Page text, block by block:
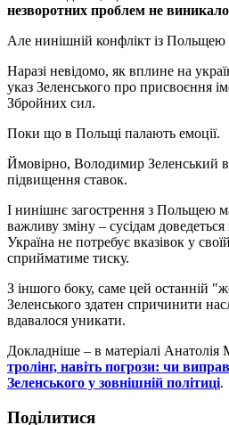
незворотних проблем не виникало
Але нинішній конфлікт із
Наразі невідомо, як вплине на
указ Зеленського про присвоєння
Збройних сил.
Поки що в Польщі палають емоції.
Ймовірно, Володимир Зеленський
підвищення ставок.
І нинішнє загострення з Польщею
важливу зміну – сусідам
Україна не потребує вказівок у
сприйматиме тиску.
З іншого боку, саме цей останній
Зеленського здатен спричинити
вдавалося уникати.
Докладніше – в матеріалі
тролінг, навіть погрози: чи
Зеленського у зовнішній політиці.
Поділитися